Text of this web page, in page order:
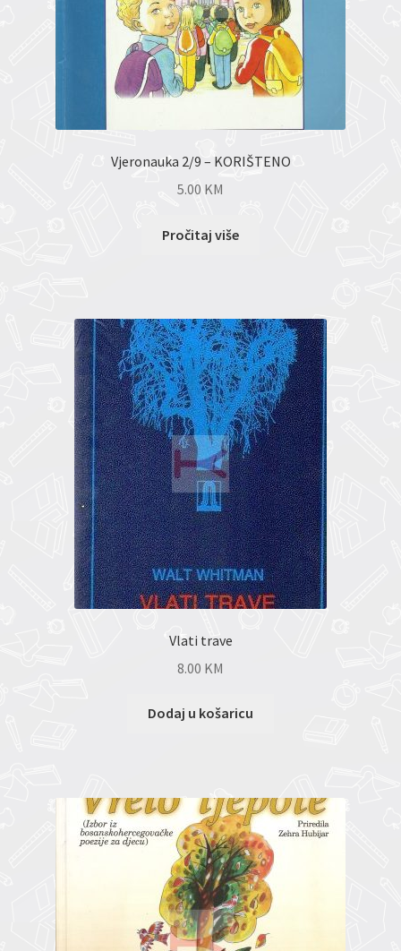
Vjeronauka 2/9 – KORIŠTENO
5.00 KM
Pročitaj više
Vlati trave
8.00 KM
Dodaj u košaricu